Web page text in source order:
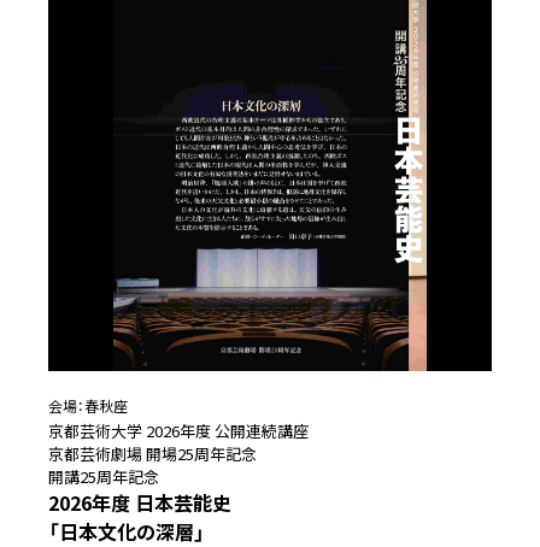
会場：春秋座
京都芸術大学 2026年度 公開連続講座
京都芸術劇場 開場25周年記念
開講25周年記念
2026年度 日本芸能史
「日本文化の深層」